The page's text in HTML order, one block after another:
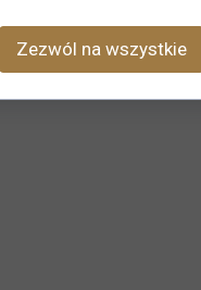
Zezwól na wszystkie